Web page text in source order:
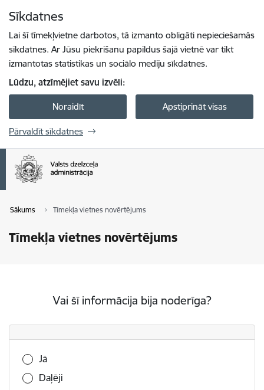
Sīkdatnes
Lai šī tīmekļvietne darbotos, tā izmanto obligāti nepieciešamās
sīkdatnes. Ar Jūsu piekrišanu papildus šajā vietnē var tikt
izmantotas statistikas un sociālo mediju sīkdatnes.
Lūdzu, atzīmējiet savu izvēli:
Noraidīt Apstiprināt visas
Pārvaldīt sīkdatnes
Sākums Tīmekļa vietnes novērtējums
Tīmekļa vietnes novērtējums
Vai šī informācija bija noderīga?
Vai šī informācija bija noderīga?
Jā
Daļēji